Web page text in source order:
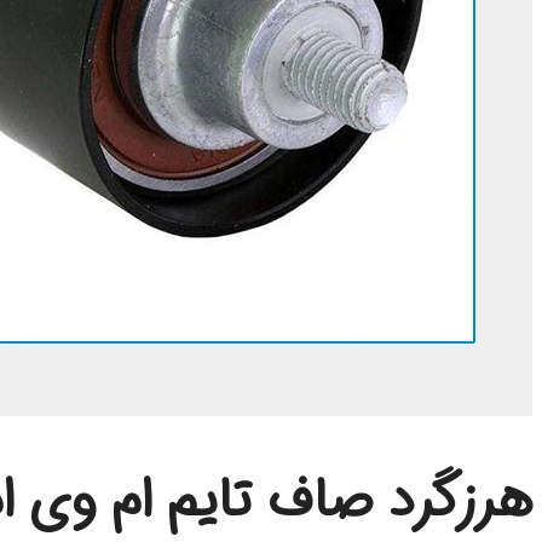
هرزگرد صاف تایم ام وی ام